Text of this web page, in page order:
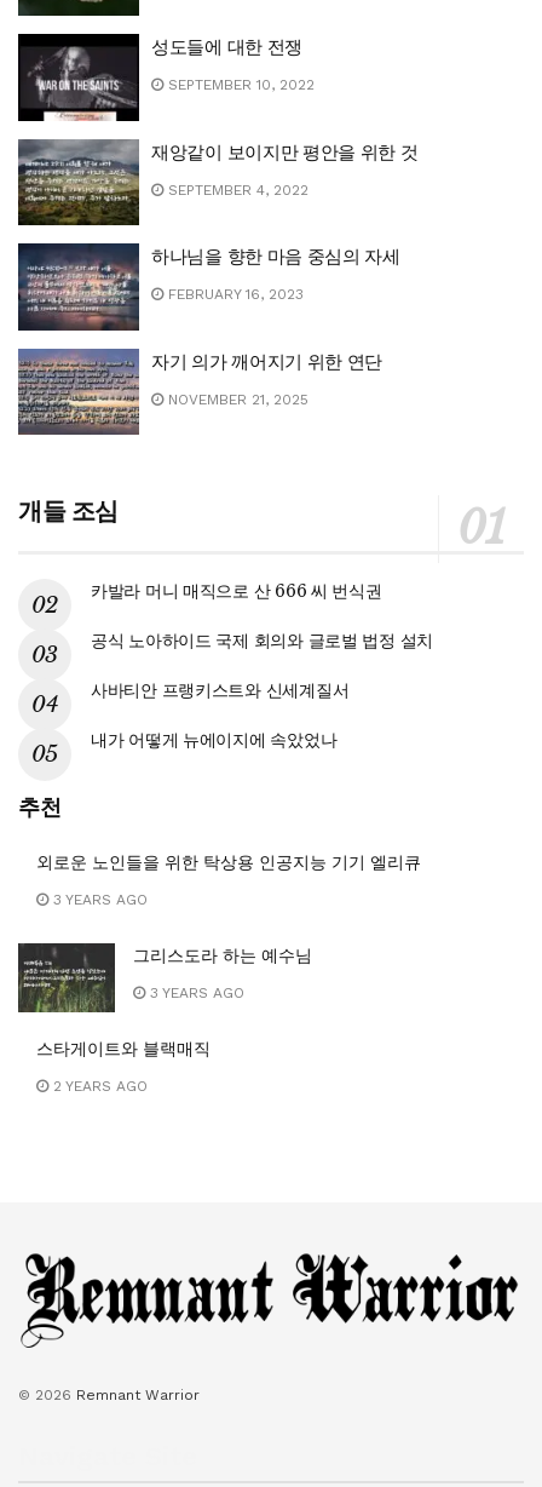
성도들에 대한 전쟁
SEPTEMBER 10, 2022
재앙같이 보이지만 평안을 위한 것
SEPTEMBER 4, 2022
하나님을 향한 마음 중심의 자세
FEBRUARY 16, 2023
자기 의가 깨어지기 위한 연단
NOVEMBER 21, 2025
개들 조심
카발라 머니 매직으로 산 666 씨 번식권
공식 노아하이드 국제 회의와 글로벌 법정 설치
사바티안 프랭키스트와 신세계질서
내가 어떻게 뉴에이지에 속았었나
추천
외로운 노인들을 위한 탁상용 인공지능 기기 엘리큐
3 YEARS AGO
그리스도라 하는 예수님
3 YEARS AGO
스타게이트와 블랙매직
2 YEARS AGO
© 2026 Remnant Warrior